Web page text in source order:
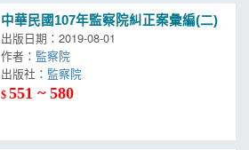
中華民國107年監察院糾正案彙編(二)
出版日期：2019-08-01
作者： 監察院
出版社：
$551 ~ 580